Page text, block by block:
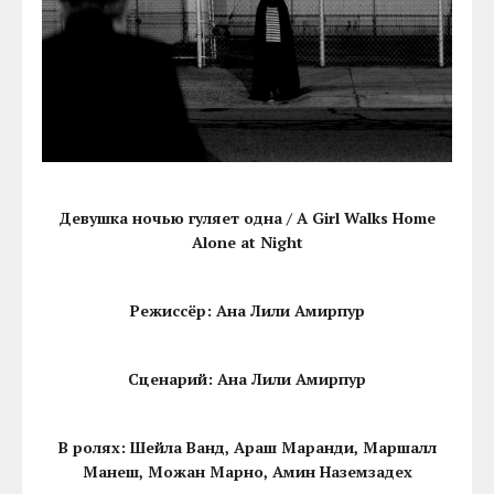
Девушка ночью гуляет одна / A Girl Walks Home
Alone at Night
Режиссёр: Ана Лили Амирпур
Сценарий: Ана Лили Амирпур
В ролях: Шейла Ванд, Араш Маранди, Маршалл
Манеш, Можан Марно, Амин Наземзадех